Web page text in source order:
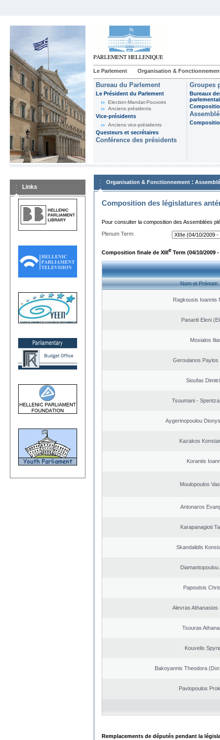
Le Parlement Organisation &
Bureau du Parlement
Le Président du Parlement
Election-Mandat-Pouvoirs
Anciens présidents
Vice-présidents
Anciens vice-présidents
Questeurs et secrétaires
Conférence des présidents
Groupes
Bureaux
Links
Organisation & Fonctionnement :
Composition des législatures
Pour consulter la composition des Assemblées
Plenum Term:
Composition finale de XIIIe Term (04/10/2009 -
Nom et Prénom
Ragkousis Ioannis
Panariti Eleni
Mosialos
Geroulanos Paylos
Sioufas
Tsoumani -
Aygerinopoulou
Kazakos
Korantis
Moulopoulos
Antonaros
Karapanagioti
Skandalidis
Diamantopoulou
Papoutsis
Alevras Athanasios
Tsouras
Kouvelis
Bakoyannis Theodora
Pavlopoulos
Remplacements de députés pendant la